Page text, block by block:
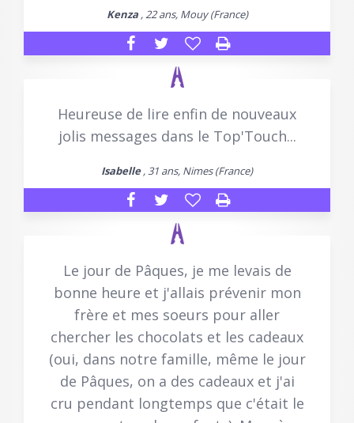
Kenza, 22 ans, Mouy (France)
Heureuse de lire enfin de nouveaux
jolis messages dans le Top'Touch...
Isabelle, 31 ans, Nimes (France)
Le jour de Pâques, je me levais de
bonne heure et j'allais prévenir mon
frère et mes soeurs pour aller
chercher les chocolats et les cadeaux
(oui, dans notre famille, même le jour
de Pâques, on a des cadeaux et j'ai
cru pendant longtemps que c'était le